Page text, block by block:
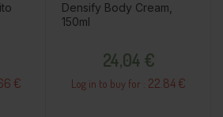
€
Densify Body Cream,
150ml
24,04 €
Log in to buy for : 22.84 €